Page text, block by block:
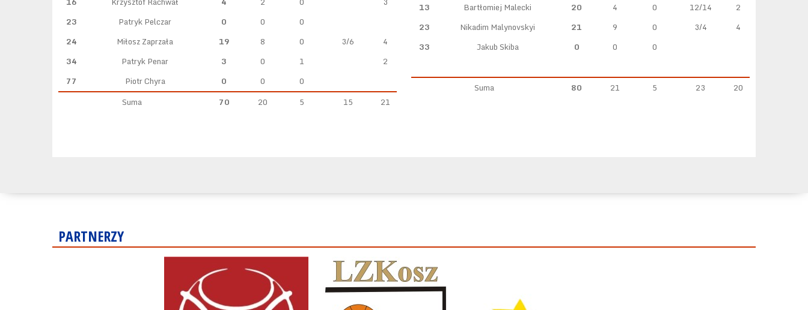
23
Patryk Pelczar 0 0
0
24
Miłosz Zaprzała 19 8 0 3/6
4
34
Patryk Penar 3 0 1
2
77
Piotr Chyra 0 0
0
Suma
70 20 5 15 21
13
Bartłomiej Malecki 20 4 0 12/14
2
23
Nikadim Malynovskyi 21 9 0 3/4
4
33
Jakub Skiba 0 0 0
Suma 80 21 5 23 20
PARTNERZY